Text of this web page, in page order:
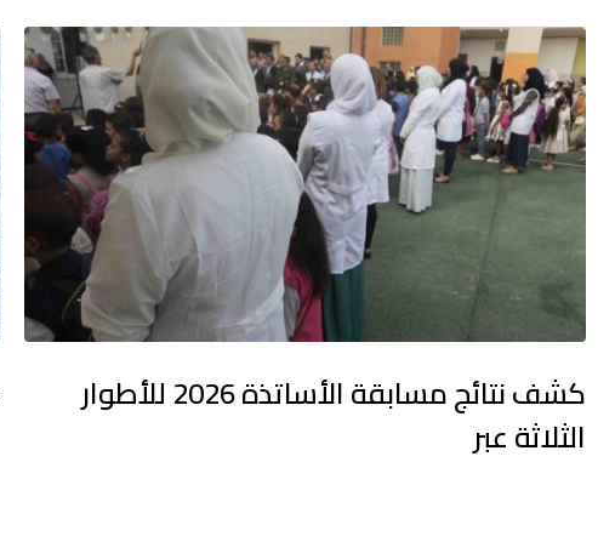
كشف نتائج مسابقة الأساتذة 2026 للأطوار
الثلاثة عبر